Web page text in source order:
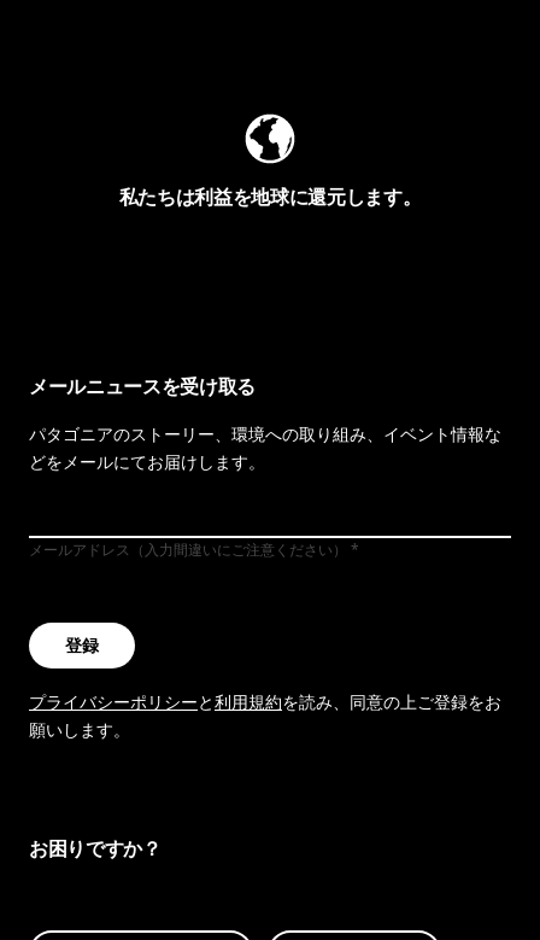
私たちは利益を地球に還元します。
メールニュースを受け取る
パタゴニアのストーリー、環境への取り組み、イベント情報な
どをメールにてお届けします。
メールアドレス（入力間違いにご注意ください）
登録
プライバシーポリシーと利用規約を読み、同意の上ご登録をお
願いします。
お困りですか？